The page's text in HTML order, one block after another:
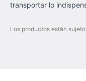
transportar lo
Los productos están